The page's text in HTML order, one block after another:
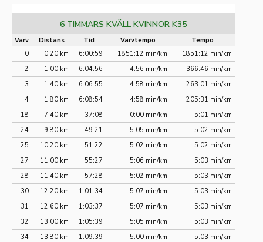
6 TIMMARS KVÄLL KVINNOR K35
Varv Distans Tid Varvtempo
Tempo
0
0,20 km 6:00:59 1851:12 min/km
1851:12 min/km
2
1,00 km 6:04:56 4:56 min/km
366:46 min/km
3
1,40 km 6:06:55 4:58 min/km
263:01 min/km
4
1,80 km 6:08:54 4:58 min/km
205:31 min/km
18
7,40 km 37:08 0:00 min/km
5:01 min/km
24
9,80 km 49:21 5:05 min/km
5:02 min/km
25
10,20 km 51:22 5:02 min/km
5:02 min/km
27
11,00 km 55:27 5:06 min/km
5:03 min/km
28
11,40 km 57:28 5:02 min/km
5:03 min/km
30
12,20 km 1:01:34 5:07 min/km
5:03 min/km
31
12,60 km 1:03:37 5:07 min/km
5:03 min/km
32
13,00 km 1:05:39 5:05 min/km
5:03 min/km
34
13,80 km 1:09:39 5:00 min/km
5:03 min/km